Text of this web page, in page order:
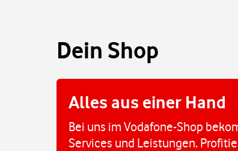
Dein Shop
Alles aus einer Hand
Bei uns im Vodafone-Shop
Services und Leistungen.